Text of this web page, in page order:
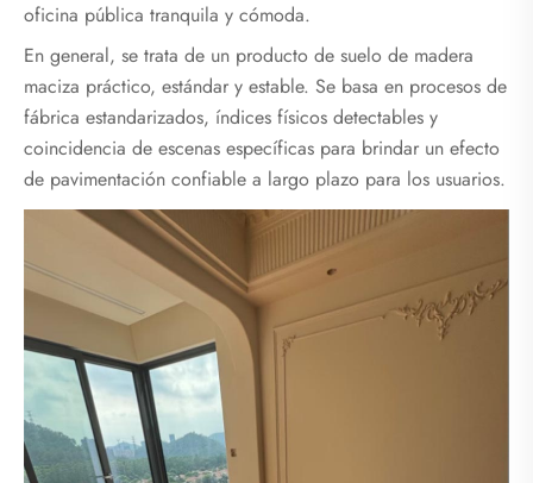
oficina pública tranquila y cómoda.
En general, se trata de un producto de suelo de madera
maciza práctico, estándar y estable. Se basa en procesos de
fábrica estandarizados, índices físicos detectables y
coincidencia de escenas específicas para brindar un efecto
de pavimentación confiable a largo plazo para los usuarios.